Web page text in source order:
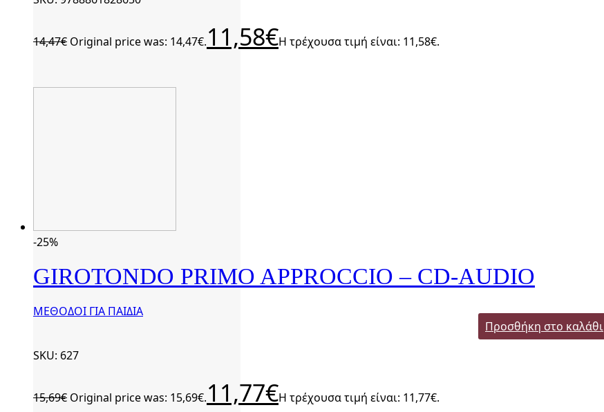
14,47€ Original price was: 14,47€.11,58€Η τρέχουσα τιμή είναι: 11,58€.
-25%
GIROTONDO PRIMO APPROCCIO – CD-AUDIO
ΜΕΘΟΔΟΙ ΓΙΑ ΠΑΙΔΙΑ
Προσθήκη στο καλάθι
SKU: 627
15,69€ Original price was: 15,69€.11,77€Η τρέχουσα τιμή είναι: 11,77€.